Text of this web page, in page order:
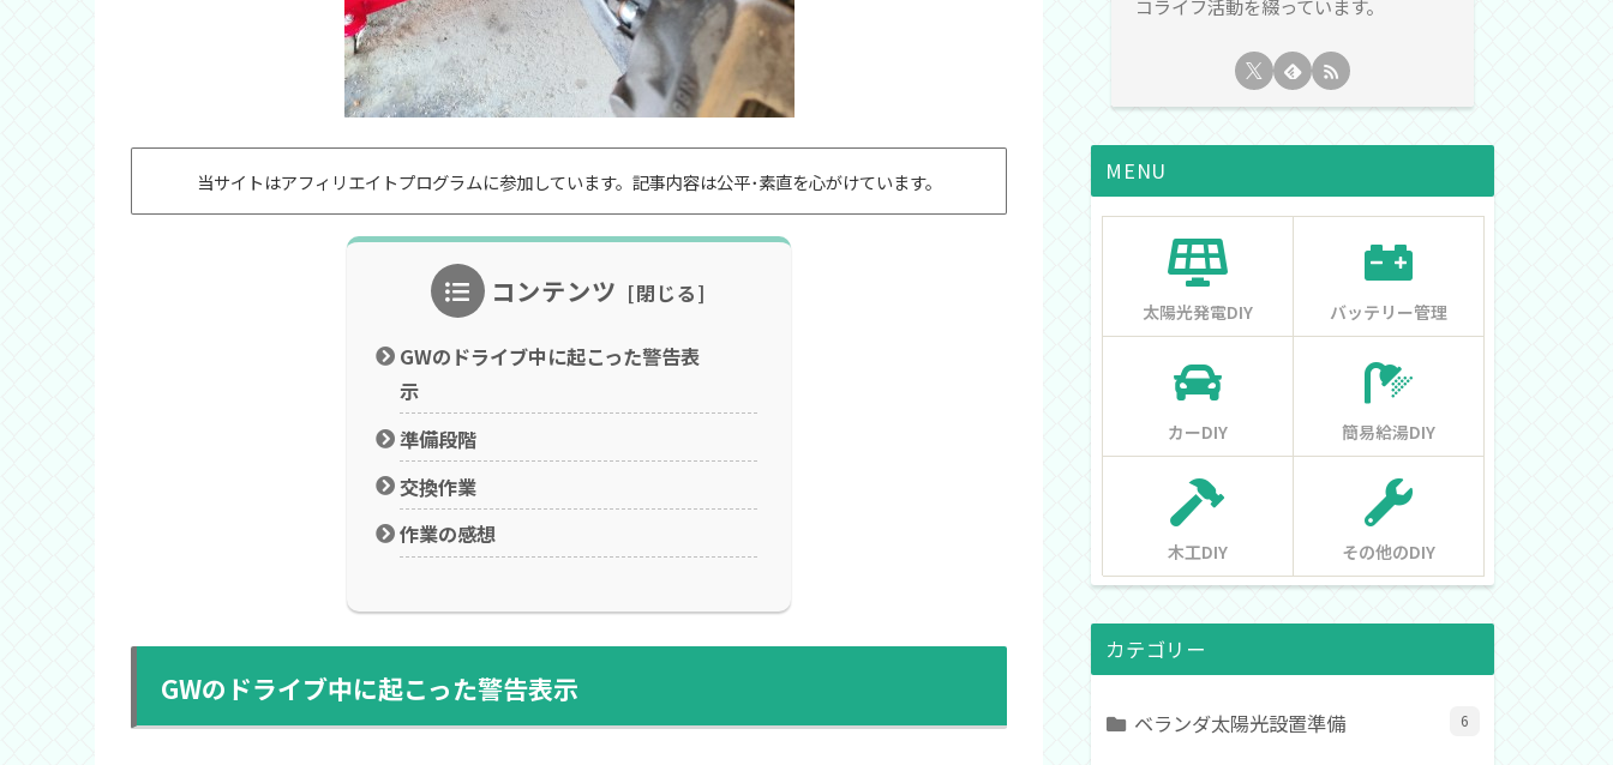
当サイトはアフィリエイトプログラムに参加しています。記事内容は公平･素直を心がけています。
コンテンツ
GWのドライブ中に起こった警告表
示
準備段階
交換作業
作業の感想
GWのドライブ中に起こった警告表示
コライフ活動を綴っています。
MENU
太陽光発電DIY バッテリー管理
カーDIY 簡易給湯DIY
木工DIY その他のDIY
カテゴリー
ベランダ太陽光設置準備 6